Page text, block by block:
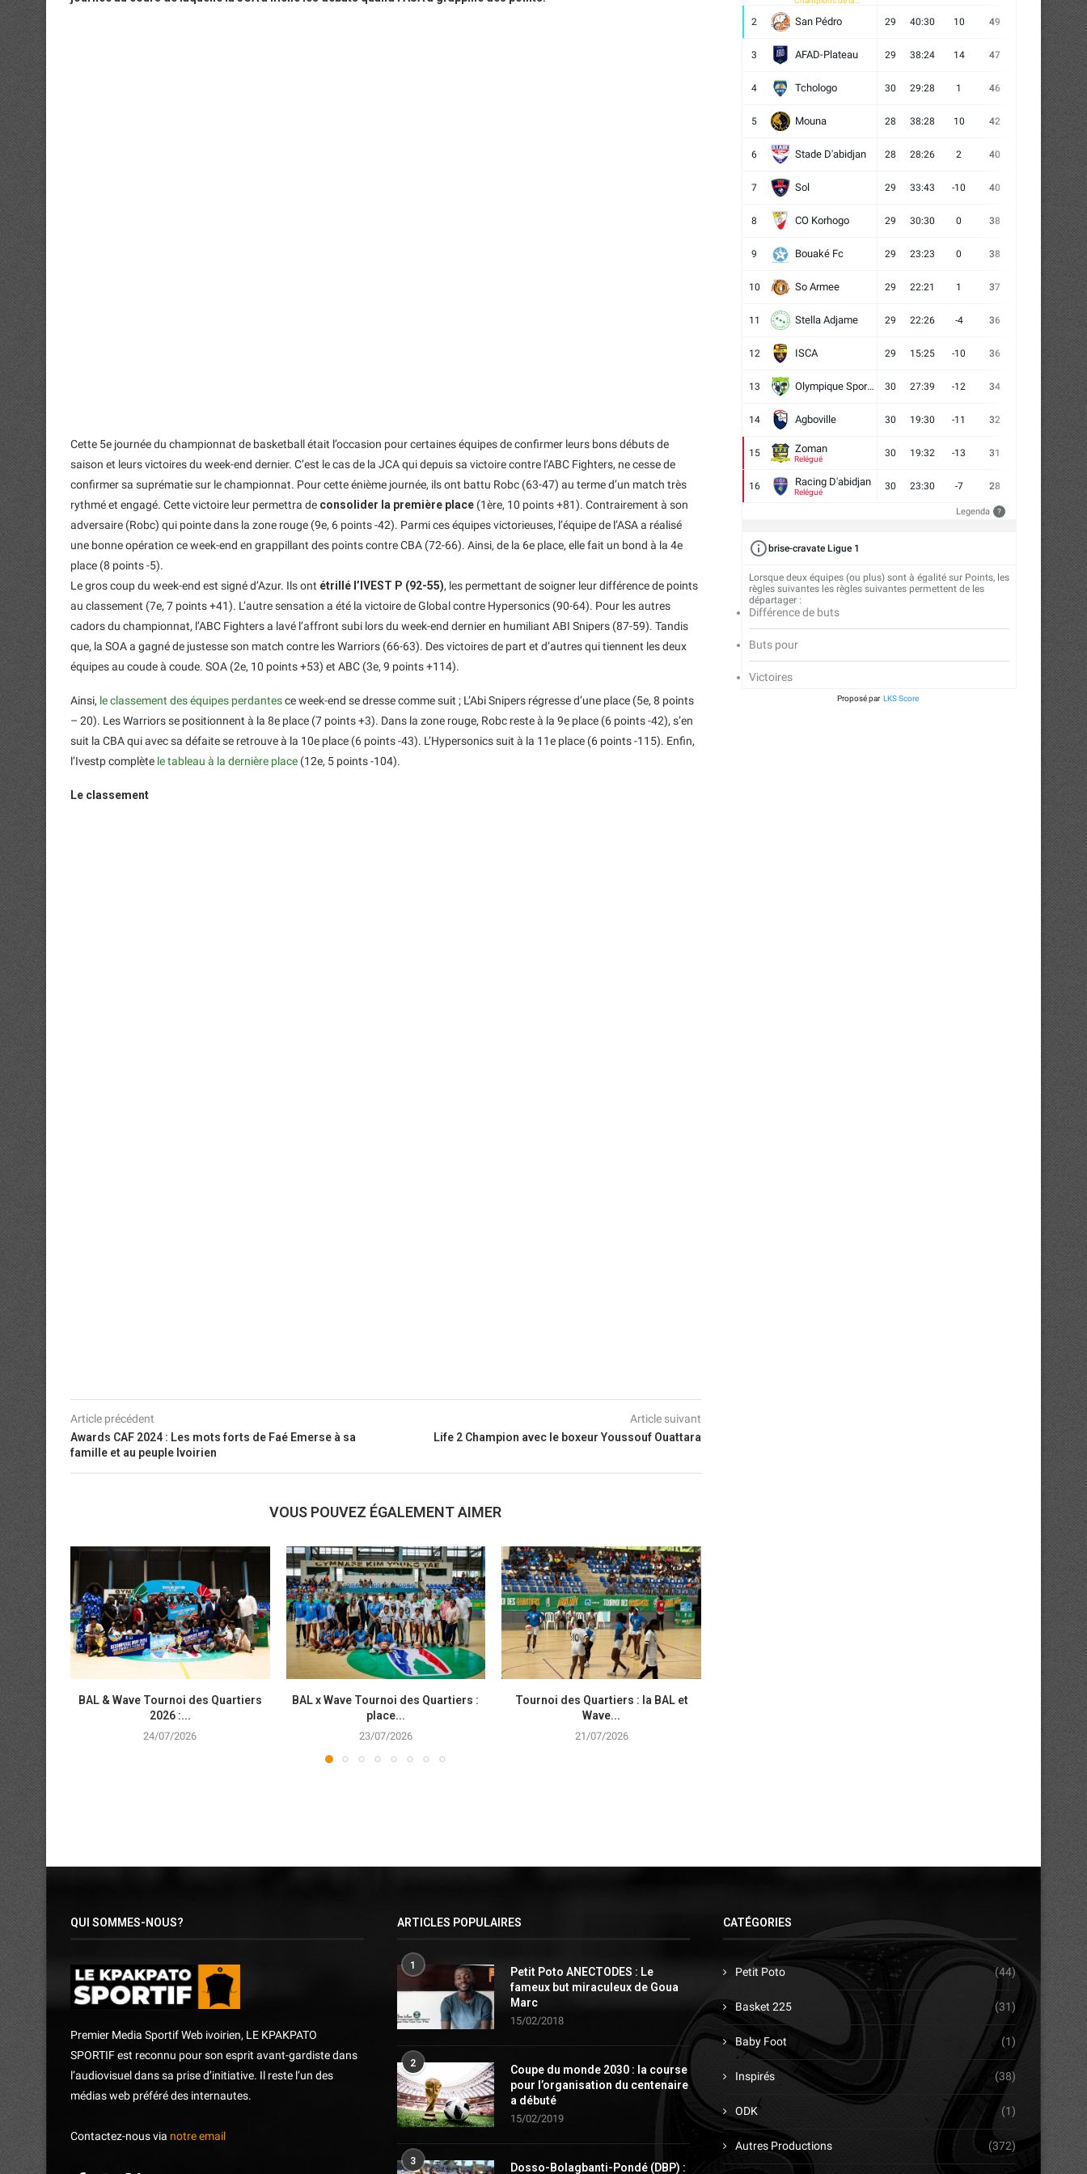
Cette 5e journée du championnat de basketball était l’occasion pour certaines équipes de confirmer leurs bons débuts de
saison et leurs victoires du week-end dernier. C’est le cas de la JCA qui depuis sa victoire contre l’ABC Fighters, ne cesse de
confirmer sa suprématie sur le championnat. Pour cette énième journée, ils ont battu Robc (63-47) au terme d’un match très
rythmé et engagé. Cette victoire leur permettra de consolider la première place (1ère, 10 points +81). Contrairement à son
adversaire (Robc) qui pointe dans la zone rouge (9e, 6 points -42). Parmi ces équipes victorieuses, l’équipe de l’ASA a réalisé
une bonne opération ce week-end en grappillant des points contre CBA (72-66). Ainsi, de la 6e place, elle fait un bond à la 4e
place (8 points -5).
Le gros coup du week-end est signé d’Azur. Ils ont étrillé l’IVEST P (92-55), les permettant de soigner leur différence de points
au classement (7e, 7 points +41). L’autre sensation a été la victoire de Global contre Hypersonics (90-64). Pour les autres
cadors du championnat, l’ABC Fighters a lavé l’affront subi lors du week-end dernier en humiliant ABI Snipers (87-59). Tandis
que, la SOA a gagné de justesse son match contre les Warriors (66-63). Des victoires de part et d’autres qui tiennent les deux
équipes au coude à coude. SOA (2e, 10 points +53) et ABC (3e, 9 points +114).
Ainsi, le classement des équipes perdantesce week-end se dresse comme suit ; L’Abi Snipers régresse d’une place (5e, 8 points
– 20). Les Warriors se positionnent à la 8e place (7 points +3). Dans la zone rouge, Robc reste à la 9e place (6 points -42), s’en
suit la CBA qui avec sa défaite se retrouve à la 10e place (6 points -43). L’Hypersonics suit à la 11e place (6 points -115). Enfin,
l’Ivestp complète le tableau à la dernière place (12e, 5 points -104).
Le classement
Article précédent
Awards CAF 2024 : Les mots forts de Faé Emerse à sa
famille et au peuple Ivoirien
Article suivant
Life 2 Champion avec le boxeur Youssouf Ouattara
VOUS POUVEZ ÉGALEMENT AIMER
BAL & Wave Tournoi des Quartiers
2026 :...
24/07/2026
BAL x Wave Tournoi des Quartiers :
place...
23/07/2026
Tournoi des Quartiers : la BAL et
Wave...
21/07/2026
Ligue d’Argent N2 : les
week-end
11/06/2026
2 San Pédro 29 40:30 10 49
3 AFAD-Plateau 29 38:24 14 47 8
4 Tchologo 30 29:28 1 46
5 Mouna 28 38:28 10 42 10
6 Stade D'abidjan 28 28:26 2 40
7 Sol 29 33:43 -10 40
8 CO Korhogo 29 30:30 0 38
9 Bouaké Fc 29 23:23 0 38 11
10 So Armee 29 22:21 1 37
11 Stella Adjame 29 22:26 -4 36
12 ISCA 29 15:25 -10 36 13
13 Olympique Sport d'Abobo FC 30 27:39 -12 34
14 Agboville 30 19:30 -11 32 11 12
15 Zoman
Relégué
30 19:32 -13 31
16 Racing D'abidjan
Relégué
30 23:30 -7 28
Legenda ?
brise-cravate Ligue 1
Lorsque deux équipes (ou plus) sont à égalité sur Points, les
règles suivantes les règles suivantes permettent de les
départager :
Différence de buts
Buts pour
Victoires
Proposé par LKS Score
QUI SOMMES-NOUS?
Premier Media Sportif Web ivoirien, LE KPAKPATO
SPORTIF est reconnu pour son esprit avant-gardiste dans
l’audiovisuel dans sa prise d’initiative. Il reste l’un des
médias web préféré des internautes.
Contactez-nous via notre email
ARTICLES POPULAIRES
1
Petit Poto ANECTODES : Le
fameux but miraculeux de Goua
Marc
15/02/2018
2
Coupe du monde 2030 : la course
pour l’organisation du centenaire
a débuté
15/02/2019
3 Dosso-Bolagbanti-Pondé (DBP) :
CATÉGORIES
Petit Poto (44)
Basket 225 (31)
Baby Foot (1)
Inspirés (38)
ODK (1)
Autres Productions (372)